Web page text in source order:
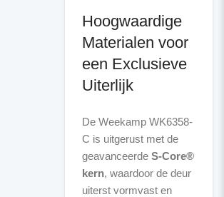
Hoogwaardige
Materialen voor
een Exclusieve
Uiterlijk
De Weekamp WK6358-
C is uitgerust met de
geavanceerde S-Core®
kern, waardoor de deur
uiterst vormvast en